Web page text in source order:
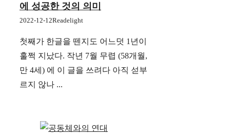
에 성공한 것의 의미
2022-12-12Readelight
첫째가 한글을 뗀지도 어느덧 1년이
훌쩍 지났다. 작년 7월 무렵 (58개월,
만 4세) 에 이 글을 쓰려다 아직 섣부
르지 않나 ...